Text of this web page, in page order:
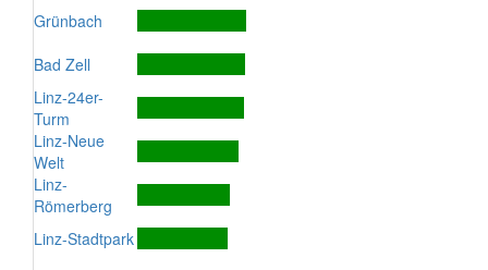
Grünbach
Bad Zell
Linz-24er-
Turm
Linz-Neue
Welt
Linz-
Römerberg
Linz-Stadtpark